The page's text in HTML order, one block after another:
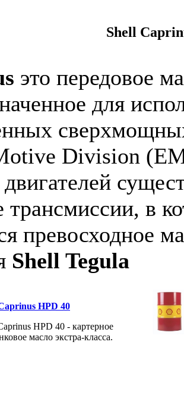
Shell
это передовое
для
Division
в
превосходное
Shell Tegula
HPD 40
HPD 40 - картерное
масло экстра-класса.